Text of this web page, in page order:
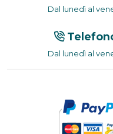
Dal lunedì al
Dal lunedì al